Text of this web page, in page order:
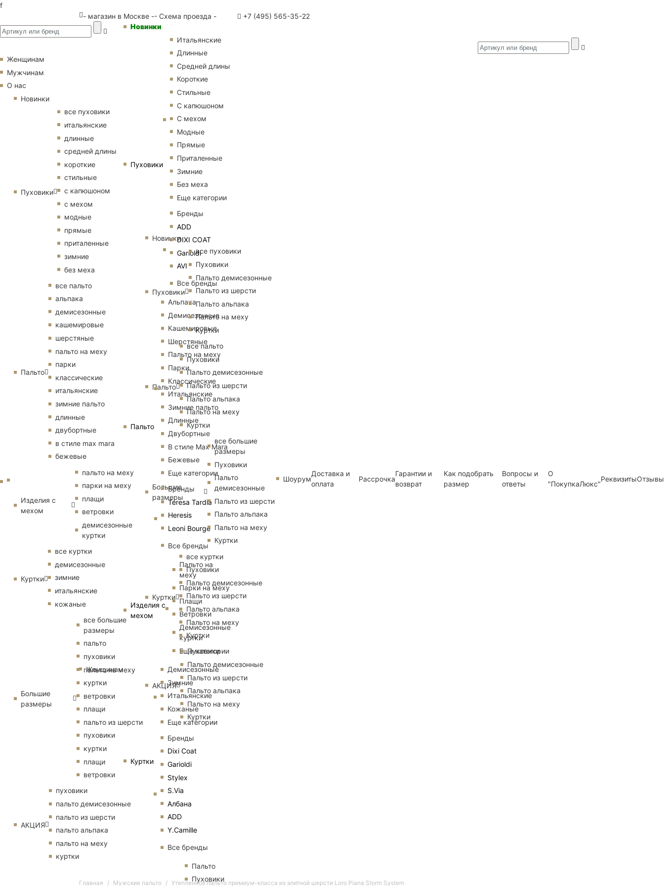
f
- магазин в Москве -- Схема проезда - +7 (495) 565-35-22
Женщинам
Новинки
Пуховики
Итальянские
Длинные
Средней длины
Короткие
Стильные
С капюшоном
С мехом
Модные
Прямые
Приталенные
Зимние
Без меха
Еще категории
Бренды
ADD
DIXI COAT
Garioldi
AVI
Все бренды
Пальто
Альпака
Демисезонные
Кашемировые
Шерстяные
Пальто на меху
Парки
Классические
Итальянские
Зимние пальто
Длинные
Двубортные
В стиле Max Mara
Бежевые
Еще категории
Бренды
Teresa Tardia
Heresis
Leoni Bourge
Все бренды
Изделия с
мехом
Пальто на
меху
Парки на меху
Плащи
Ветровки
Демисезонные
куртки
Еще категории
Куртки
Демисезонные
Зимние
Итальянские
Кожаные
Еще категории
Бренды
Dixi Coat
Garioldi
Stylex
S.Via
Албана
ADD
Y.Camille
Все бренды
Пальто
Пуховики
Женщинам
Мужчинам
О нас
Новинки
Пуховики
все пуховики
итальянские
длинные
средней длины
короткие
стильные
с капюшоном
с мехом
модные
прямые
приталенные
зимние
без меха
Пальто
все пальто
альпака
демисезонные
кашемировые
шерстяные
пальто на меху
парки
классические
итальянские
зимние пальто
длинные
двубортные
в стиле max mara
бежевые
Изделия с
мехом
пальто на меху
парки на меху
плащи
ветровки
демисезонные
куртки
Куртки
все куртки
демисезонные
зимние
итальянские
кожаные
Большие
размеры
все большие
размеры
пальто
пуховики
пальто на меху
куртки
ветровки
плащи
пальто из шерсти
пуховики
куртки
плащи
ветровки
АКЦИЯ
пуховики
пальто демисезонные
пальто из шерсти
пальто альпака
пальто на меху
куртки
Новинки
Пуховики
все пуховики
Пуховики
Пальто демисезонные
Пальто из шерсти
Пальто альпака
Пальто на меху
Куртки
Пальто
все пальто
Пуховики
Пальто демисезонные
Пальто из шерсти
Пальто альпака
Пальто на меху
Куртки
Большие
размеры
все большие
размеры
Пуховики
Пальто
демисезонные
Пальто из шерсти
Пальто альпака
Пальто на меху
Куртки
Куртки
все куртки
Пуховики
Пальто демисезонные
Пальто из шерсти
Пальто альпака
Пальто на меху
Куртки
АКЦИЯ
Пуховики
Пальто демисезонные
Пальто из шерсти
Пальто альпака
Пальто на меху
Куртки
Шоурум
Доставка и
оплата
Рассрочка
Гарантии и
возврат
Как подобрать
размер
Вопросы и
ответы
О
"ПокупкаЛюкс"
РеквизитыОтзывы
Главная Мужские пальто Утепленное пальто премиум-класса из элитной шерсти Loro Piana Storm System